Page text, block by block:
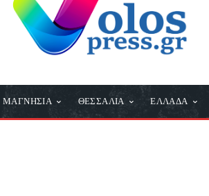
ΜΑΓΝΗΣΙΑ ΘΕΣΣΑΛΙΑ ΕΛΛΑΔΑ